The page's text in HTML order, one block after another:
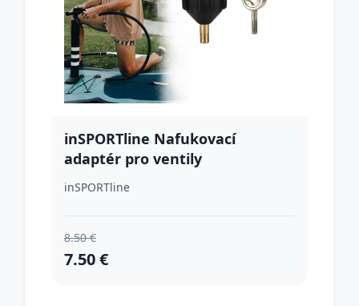
inSPORTline Nafukovací
adaptér pro ventily
paddleboardů s klíčem
inSPORTline
8.50 €
7.50 €